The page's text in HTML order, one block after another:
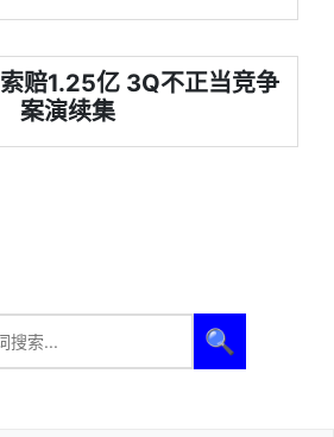
索赔1.25亿 3Q不正当竞争
案演续集
🔍